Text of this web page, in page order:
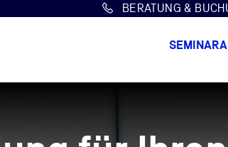
BERATUNG &